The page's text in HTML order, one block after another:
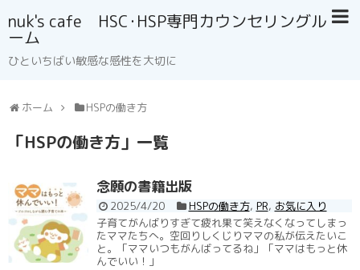
nuk's cafe HSC･HSP専門カウンセリングル
ーム
ひといちばい敏感な感性を大切に
ホーム HSPの働き方
「HSPの働き方 」 一覧
念願の書籍出版
2025/4/20 HSPの働き方, PR, お気に入り
子育てがんばりすぎて疲れ果て笑えなくなってしまっ
たママたちへ。空回りしくじりママの私が伝えたいこ
と。「ママいつもがんばってるね」「ママはもっと休
んでいい！」